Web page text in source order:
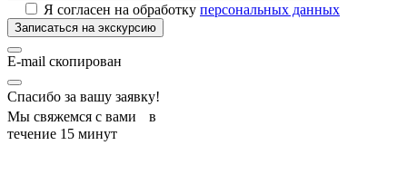
Я согласен на обработку персональных данных
E-mail скопирован
Спасибо за вашу заявку!
Мы свяжемся с вами в
течение 15 минут